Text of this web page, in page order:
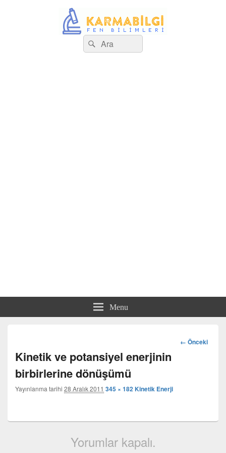
Search
for:
Ara
Menu
Görsel
← Önceki
Kinetik ve potansiyel enerjinin
birbirlerine dönüşümü
Yayınlanma tarihi 28 Aralık 2011 345 × 182Kinetik Enerji
Yorumlar kapalı.